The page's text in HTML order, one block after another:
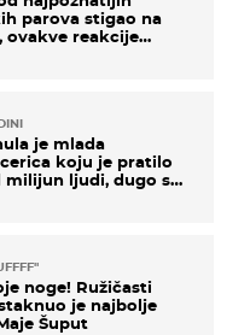
parova stigao na
ovakve reakcije
je mlada
koju je pratilo
milijun ljudi, dugo se
noge! Ružičasti
je najbolje
Šuput